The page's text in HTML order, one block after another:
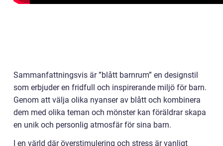
Sammanfattningsvis är ”blått barnrum” en designstil
som erbjuder en fridfull och inspirerande miljö för barn.
Genom att välja olika nyanser av blått och kombinera
dem med olika teman och mönster kan föräldrar skapa
en unik och personlig atmosfär för sina barn.
I en värld där överstimulering och stress är vanligt